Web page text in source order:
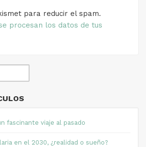
para reducir el spam.
procesan los datos de tus
fascinante viaje al pasado
en el 2030, ¿realidad o sueño?